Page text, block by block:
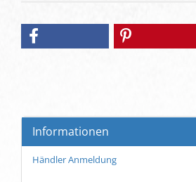
Informationen
Händler Anmeldung